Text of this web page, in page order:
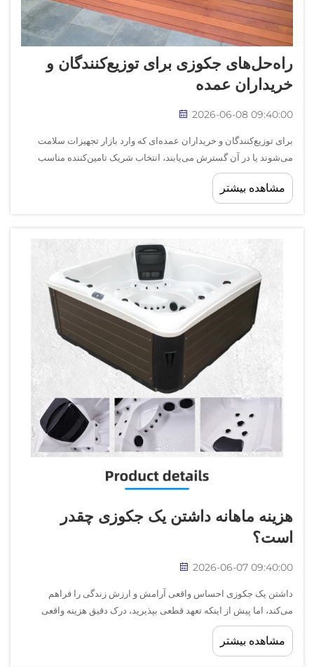
راه‌حل‌های جکوزی برای توزیع‌کنندگان و
خریداران عمده
2026-06-08 09:40:00
برای توزیع‌کنندگان و خریداران عمده‌ای که وارد بازار تجهیزات سلامت
می‌شوند یا در آن گسترش می‌یابند، انتخاب شریک تامین‌کننده مناسب
جکوزی یکی از مهم‌ترین تصمیماتی است که خواهید گرفت. دسته‌بندی
جکوزی به‌طور پایدار در بازار مسکونی رشد کرده است...
مشاهده بیشتر
هزینه ماهانه داشتن یک جکوزی چقدر
است؟
2026-06-07 09:40:00
داشتن یک جکوزی احساس واقعی آرامش و ارزش زندگی را فراهم
می‌کند، اما پیش از اینکه تعهد قطعی بپذیرید، درک دقیق هزینه واقعی
ماهانه یک جکوزی ضروری است. بسیاری از خریداران صرفاً بر قیمت اولیه
خرید تمرکز می‌کنند و هزینه‌های جاری که انباشته می‌شوند را نادیده
مشاهده بیشتر